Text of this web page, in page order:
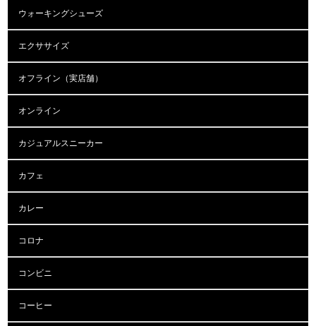
ウォーキングシューズ
エクササイズ
オフライン（実店舗）
オンライン
カジュアルスニーカー
カフェ
カレー
コロナ
コンビニ
コーヒー